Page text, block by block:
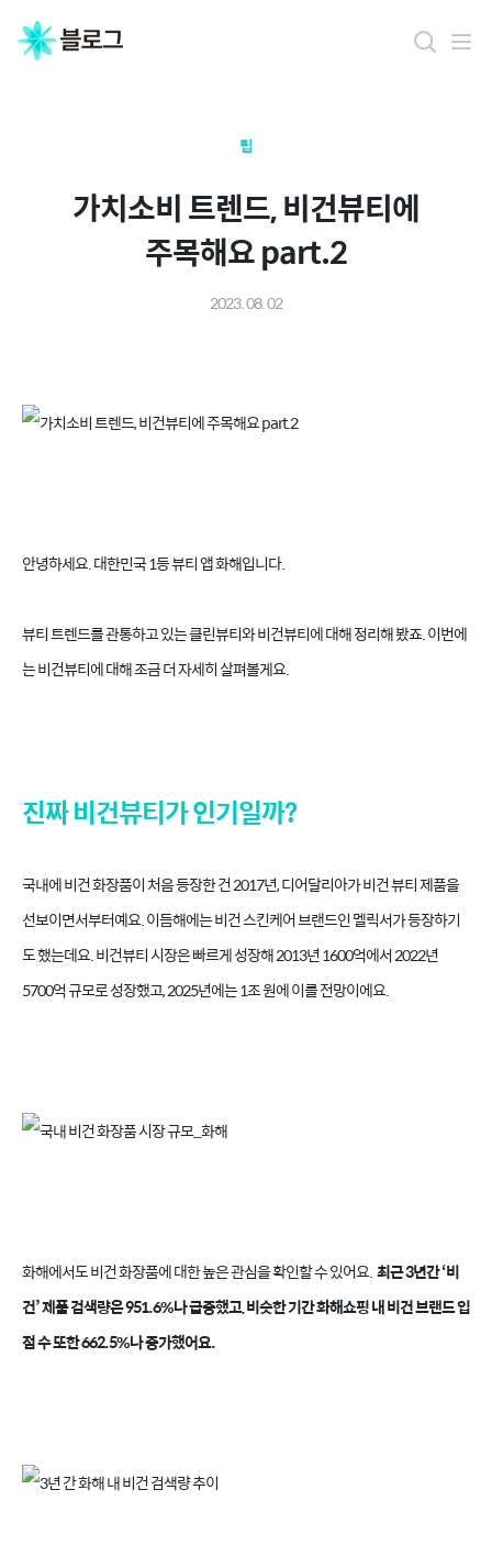
팁
가치소비 트렌드, 비건뷰티에
주목해요 part.2
2023. 08. 02
안녕하세요. 대한민국 1등 뷰티 앱 화해입니다.
뷰티 트렌드를 관통하고 있는 클린뷰티와 비건뷰티에 대해 정리해 봤죠. 이번에
는 비건뷰티에 대해 조금 더 자세히 살펴볼게요.
진짜 비건뷰티가 인기일까?
국내에 비건 화장품이 처음 등장한 건 2017년, 디어달리아가 비건 뷰티 제품을
선보이면서부터예요. 이듬해에는 비건 스킨케어 브랜드인 멜릭서가 등장하기
도 했는데요. 비건뷰티 시장은 빠르게 성장해 2013년 1600억에서 2022년
5700억 규모로 성장했고, 2025년에는 1조 원에 이를 전망이에요.
화해에서도 비건 화장품에 대한 높은 관심을 확인할 수 있어요.최근 3년간 ‘비
건’ 제품 검색량은 951.6%나 급증했고, 비슷한 기간 화해쇼핑 내 비건 브랜드 입
점 수 또한 662.5%나 증가했어요.